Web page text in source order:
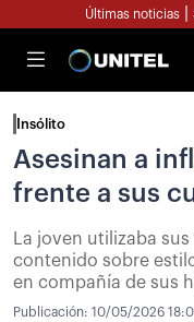
Últimas noticias
Insólito
Asesinan a
frente a sus
La joven utilizaba
contenido sobre
en compañía de sus
Publicación: 10/05/2026